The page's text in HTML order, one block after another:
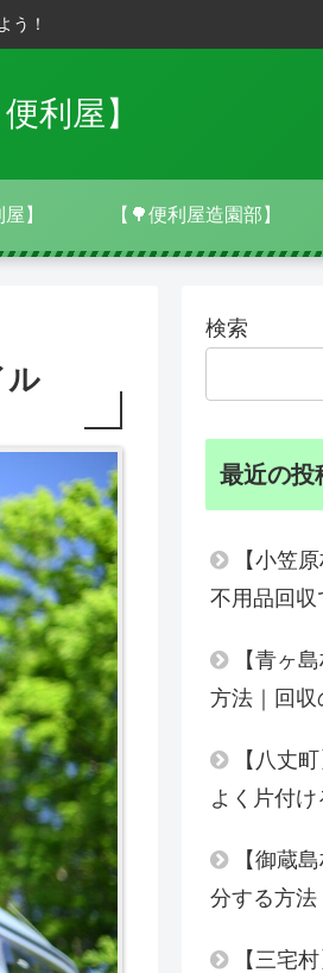
う！
利屋】
】 【🌳便利屋造園部】
ル
検索
最近の投
【小笠
不用品回収
【青ヶ
方法｜回収
【八丈
よく片付け
【御蔵
分する方法
【三宅